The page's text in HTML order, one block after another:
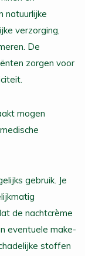
natuurlijke
verzorging,
De
zorgen voor
mogen
gebruik. Je
de nachtcrème
eventuele make-
stoffen